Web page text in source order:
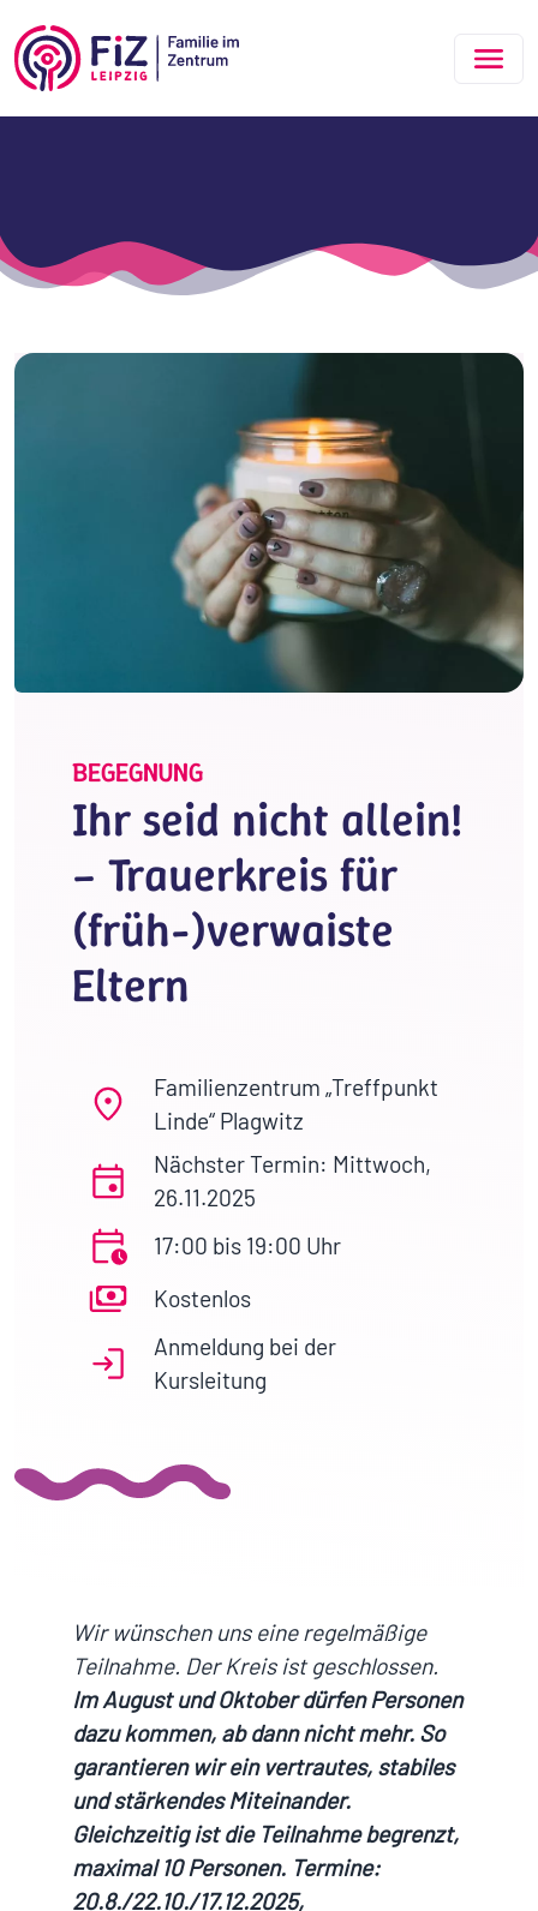
BEGEGNUNG
Ihr seid nicht allein!
– Trauerkreis für
(früh-)verwaiste
Eltern
Familienzentrum „Treffpunkt
Linde“ Plagwitz
Nächster Termin: Mittwoch,
26.11.2025
17:00 bis 19:00 Uhr
Kostenlos
Anmeldung bei der
Kursleitung
Wir wünschen uns eine regelmäßige
Teilnahme. Der Kreis ist geschlossen.
Im August und Oktober dürfen Personen
dazu kommen, ab dann nicht mehr. So
garantieren wir ein vertrautes, stabiles
und stärkendes Miteinander.
Gleichzeitig ist die Teilnahme begrenzt,
maximal 10 Personen. Termine:
20.8./22.10./17.12.2025,